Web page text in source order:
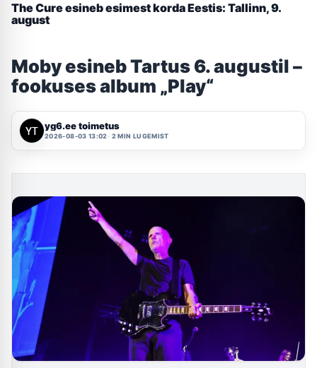
The Cure esineb esimest korda Eestis: Tallinn, 9.
august
Moby esineb Tartus 6. augustil –
fookuses album „Play“
yg6.ee toimetus
2026-08-03 13:02 2 MIN LUGEMIST